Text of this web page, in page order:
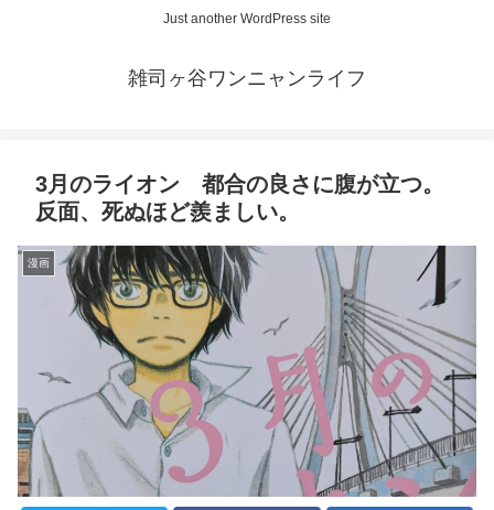
Just another WordPress site
雑司ヶ谷ワンニャンライフ
3月のライオン 都合の良さに腹が立つ。
反面、死ぬほど羨ましい。
漫画